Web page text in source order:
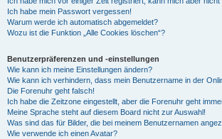
Ich habe mein Passwort vergessen!
Warum werde ich automatisch abgemeldet?
Wozu ist die Funktion „Alle Cookies löschen“?
Benutzerpräferenzen und -einstellungen
Wie kann ich meine Einstellungen ändern?
Wie kann ich verhindern, dass mein Benutzername in der
Die Forenuhr geht falsch!
Ich habe die Zeitzone eingestellt, aber die Forenuhr geht
Meine Sprache steht auf diesem Board nicht zur Auswahl!
Was sind das für Bilder, die bei meinem Benutzernamen
Wie verwende ich einen Avatar?